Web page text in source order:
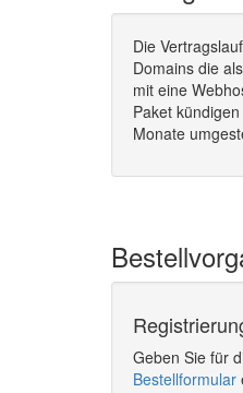
Die
Domains die
mit eine
Paket
Monate
Geben Sie für
Bestellformular